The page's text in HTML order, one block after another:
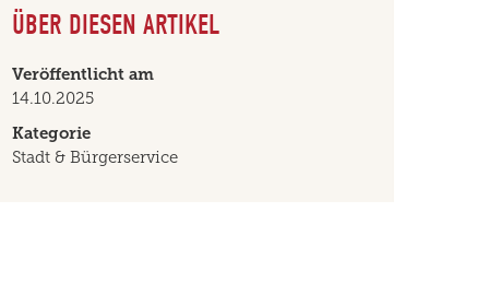
ÜBER DIESEN ARTIKEL
Veröffentlicht am
14.10.2025
Kategorie
Stadt & Bürgerservice